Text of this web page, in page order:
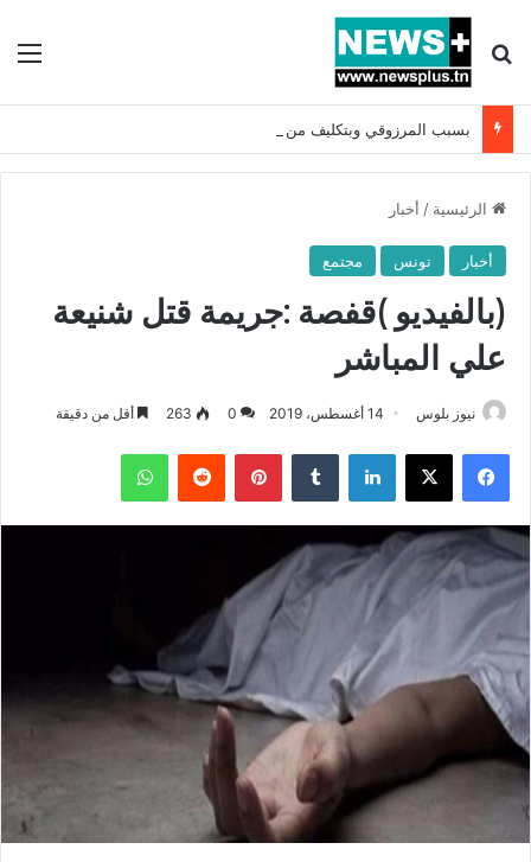
بحث عن
الرئيسية / أخبار
أخبار تونس مجتمع
(بالفيديو )قفصة :جريمة قتل شنيعة
علي المباشر
نيوز بلوس 14 أغسطس، 2019 0
263 أقل من دقيقة
فيسبوك X لينكدإن بينتيريست واتساب